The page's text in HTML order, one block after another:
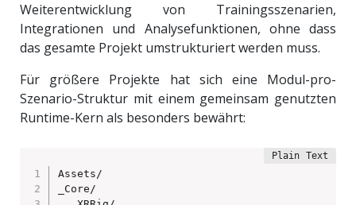
Weiterentwicklung von Trainingsszenarien,
Integrationen und Analysefunktionen, ohne dass
das gesamte Projekt umstrukturiert werden muss.
Für größere Projekte hat sich eine Modul-pro-
Szenario-Struktur mit einem gemeinsam genutzten
Runtime-Kern als besonders bewährt:
Assets/
_Core/